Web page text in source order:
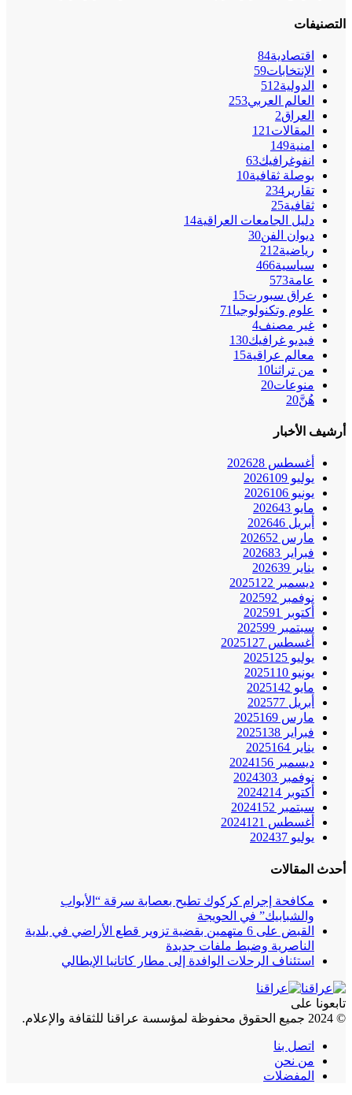
التصنيفات
اقتصادية84
الإنتخابات59
الدولية512
العالم العربي253
العراق2
المقالات 121
امنية149
انفوغرافيك63
بوصلة ثقافية10
تقارير 234
ثقافية25
دليل الجامعات العراقية14
ديوان الفن30
رياضية212
سياسية466
عامة573
عراق سبورت15
علوم وتكنولوجيا 71
غير مصنف4
فيديو غرافيك130
معالم عراقية15
من تراثنا10
منوعات20
هُنَّ20
أرشيف الأخبار
أغسطس 2026 28
يوليو 2026 109
يونيو 2026 106
مايو 2026 43
أبريل 2026 46
مارس 2026 52
فبراير 2026 83
يناير 2026 39
ديسمبر 2025 122
نوفمبر 2025 92
أكتوبر 2025
91
سبتمبر 2025 99
أغسطس 2025 127
يوليو 2025 125
يونيو 2025 110
مايو 2025 142
أبريل 2025 77
مارس 2025 169
فبراير 2025 138
يناير 2025 164
ديسمبر 2024 156
نوفمبر 2024 303
أكتوبر 2024 214
سبتمبر 2024 152
أغسطس 2024 121
يوليو 2024 37
أحدث المقالات
مكافحة إجرام كركوك تطيح بعصابة سرقة “الأبواب
والشبابيك” في الحويجة
القبض على 6 متهمين بقضية تزوير قطع الأراضي في بلدية
الناصرية وضبط ملفات جديدة
استئناف الرحلات الوافدة إلى مطار كاتانيا الإيطالي
تابعونا على
© 2024 جميع الحقوق محفوظة لمؤسسة عراقنا للثقافة والإعلام.
اتصل بنا
من نحن
المفضلات